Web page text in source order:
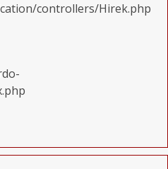
controllers/Hirek.php